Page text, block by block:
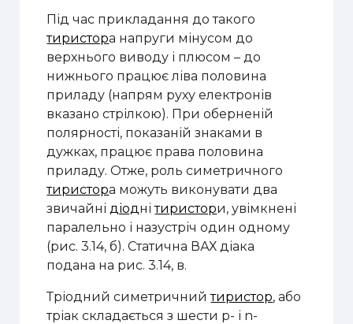
Під час прикладання до такого
тиристора напруги мінусом до
верхнього виводу і плюсом – до
нижнього працює ліва по­ловина
приладу (напрям руху електронів
вказано стрілкою). При оберненій
полярності, показаній знаками в
дужках, працює права половина
приладу. Отже, роль симетричного
тиристора можуть виконувати два
звичайні діод нітиристори, увімкнені
паралельно і назустріч один одному
(рис. 3.14, б). Статична ВАХ діака
подана на рис. 3.14, в.
Тріодний симетричнийтиристор, або
тріак складається з шести p- і n-